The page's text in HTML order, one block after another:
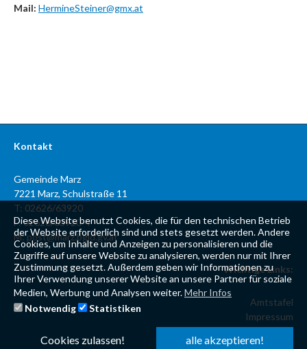
Diese Website benutzt Cookies, die für den technischen Betrieb
der Website erforderlich sind und stets gesetzt werden. Andere
Cookies, um Inhalte und Anzeigen zu personalisieren und die
Zugriffe auf unsere Website zu analysieren, werden nur mit Ihrer
Zustimmung gesetzt. Außerdem geben wir Informationen zu
Ihrer Verwendung unserer Website an unsere Partner für soziale
Medien, Werbung und Analysen weiter.Mehr Infos
Notwendig
Statistiken
Cookies zulassen! alle akzeptieren!
Mail: HermineSteiner@gmx.at
Kontakt
Gemeinde Marz
7221 Marz, Schulstraße 11
T: 02626/63920
F: 02626/63920-4
M:post@marz.bgld.gv.at
Wichtige Links:
Amtstafel
Impressum
Datenschutzerklärung
Kontaktformular